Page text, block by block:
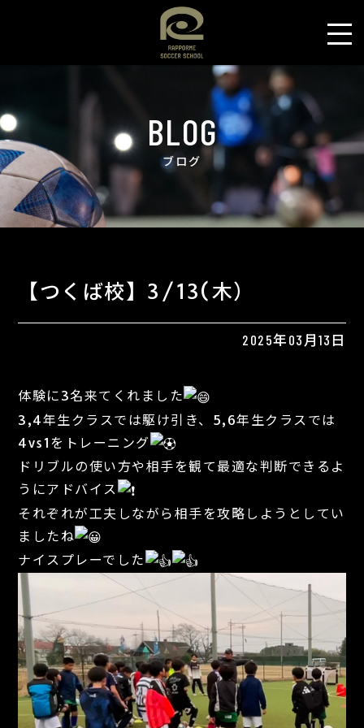
BLOG
ブログ
【つくば校】3/13(木）
2025年03月13日
体験に3名来てくれました
3,4年生クラスでは駆け引き、5,6年生クラスでは
4vs1をトレーニング
ドリブルの使い方や相手を観て最適な判断できるよ
うにアドバイス
それぞれが工夫しながら相手を攻略しようとしてい
ましたね
ナイスプレーでした